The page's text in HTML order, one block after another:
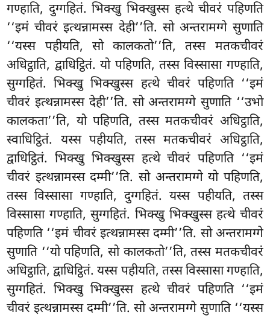
गण्हाति, दुग्गहितं. भिक्खु भिक्खुस्स हत्थे चीवरं पहिणति
‘‘इमं चीवरं इत्थन्नामस्स देही’’ति. सो अन्तरामग्गे सुणाति
‘‘यस्स पहीयति, सो कालकतो’’ति, तस्स मतकचीवरं
अधिट्ठाति, द्वाधिट्ठितं. यो पहिणति, तस्स विस्सासा गण्हाति,
सुग्गहितं. भिक्खु भिक्खुस्स हत्थे चीवरं पहिणति ‘‘इमं
चीवरं इत्थन्नामस्स देही’’ति. सो अन्तरामग्गे सुणाति ‘‘उभो
कालकता’’ति, यो पहिणति, तस्स मतकचीवरं अधिट्ठाति,
स्वाधिट्ठितं. यस्स पहीयति, तस्स मतकचीवरं अधिट्ठाति,
द्वाधिट्ठितं. भिक्खु भिक्खुस्स हत्थे चीवरं पहिणति ‘‘इमं
चीवरं इत्थन्नामस्स दम्मी’’ति. सो अन्तरामग्गे यो पहिणति,
तस्स विस्सासा गण्हाति, दुग्गहितं. यस्स पहीयति, तस्स
विस्सासा गण्हाति, सुग्गहितं. भिक्खु भिक्खुस्स हत्थे चीवरं
पहिणति ‘‘इमं चीवरं इत्थन्नामस्स दम्मी’’ति. सो अन्तरामग्गे
सुणाति ‘‘यो पहिणति, सो कालकतो’’ति, तस्स मतकचीवरं
अधिट्ठाति, द्वाधिट्ठितं. यस्स पहीयति, तस्स विस्सासा गण्हाति,
सुग्गहितं. भिक्खु भिक्खुस्स हत्थे चीवरं पहिणति ‘‘इमं
चीवरं इत्थन्नामस्स दम्मी’’ति. सो अन्तरामग्गे सुणाति ‘‘यस्स